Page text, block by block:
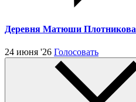
Деревня Матюши Плотникова
24 июня '26 Голосовать